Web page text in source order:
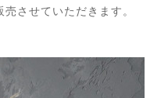
させていただきます。